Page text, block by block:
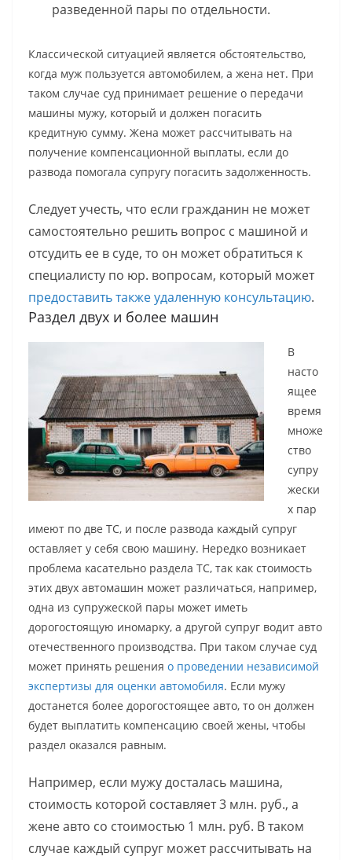
разведенной пары по отдельности.
Классической ситуацией является обстоятельство,
когда муж пользуется автомобилем, а жена нет. При
таком случае суд принимает решение о передачи
машины мужу, который и должен погасить
кредитную сумму. Жена может рассчитывать на
получение компенсационной выплаты, если до
развода помогала супругу погасить задолженность.
Следует учесть, что если гражданин не может
самостоятельно решить вопрос с машиной и
отсудить ее в суде, то он может обратиться к
специалисту по юр. вопросам, который может
предоставить также удаленную консультацию.
Раздел двух и более машин
В
насто
ящее
время
множе
ство
супру
жески
х пар
имеют по две ТС, и после развода каждый супруг
оставляет у себя свою машину. Нередко возникает
проблема касательно раздела ТС, так как стоимость
этих двух автомашин может различаться, например,
одна из супружеской пары может иметь
дорогостоящую иномарку, а другой супруг водит авто
отечественного производства. При таком случае суд
может принять решения о проведении независимой
экспертизы для оценки автомобиля. Если мужу
достанется более дорогостоящее авто, то он должен
будет выплатить компенсацию своей жены, чтобы
раздел оказался равным.
Например, если мужу досталась машина,
стоимость которой составляет 3 млн. руб., а
жене авто со стоимостью 1 млн. руб. В таком
случае каждый супруг может рассчитывать на